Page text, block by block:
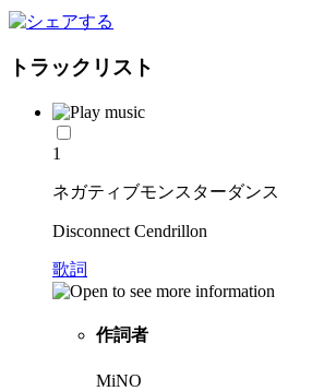
トラックリスト
1
ネガティブモンスターダンス
Disconnect Cendrillon
歌詞
作詞者
MiNO